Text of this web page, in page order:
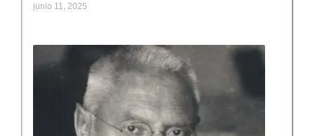
junio 11, 2025